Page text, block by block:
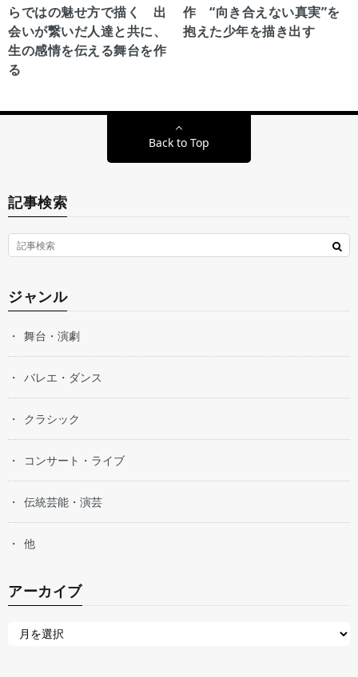
らではの魅せ方で描く 出
会いが繋いだ人達と共に、
生の感情を伝える舞台を作
る
作 “向き合えない真実”を
抱えた少年を描き出す
Back to Top
記事検索
ジャンル
舞台・演劇
バレエ・ダンス
クラシック
コンサート・ライブ
伝統芸能・演芸
他
アーカイブ